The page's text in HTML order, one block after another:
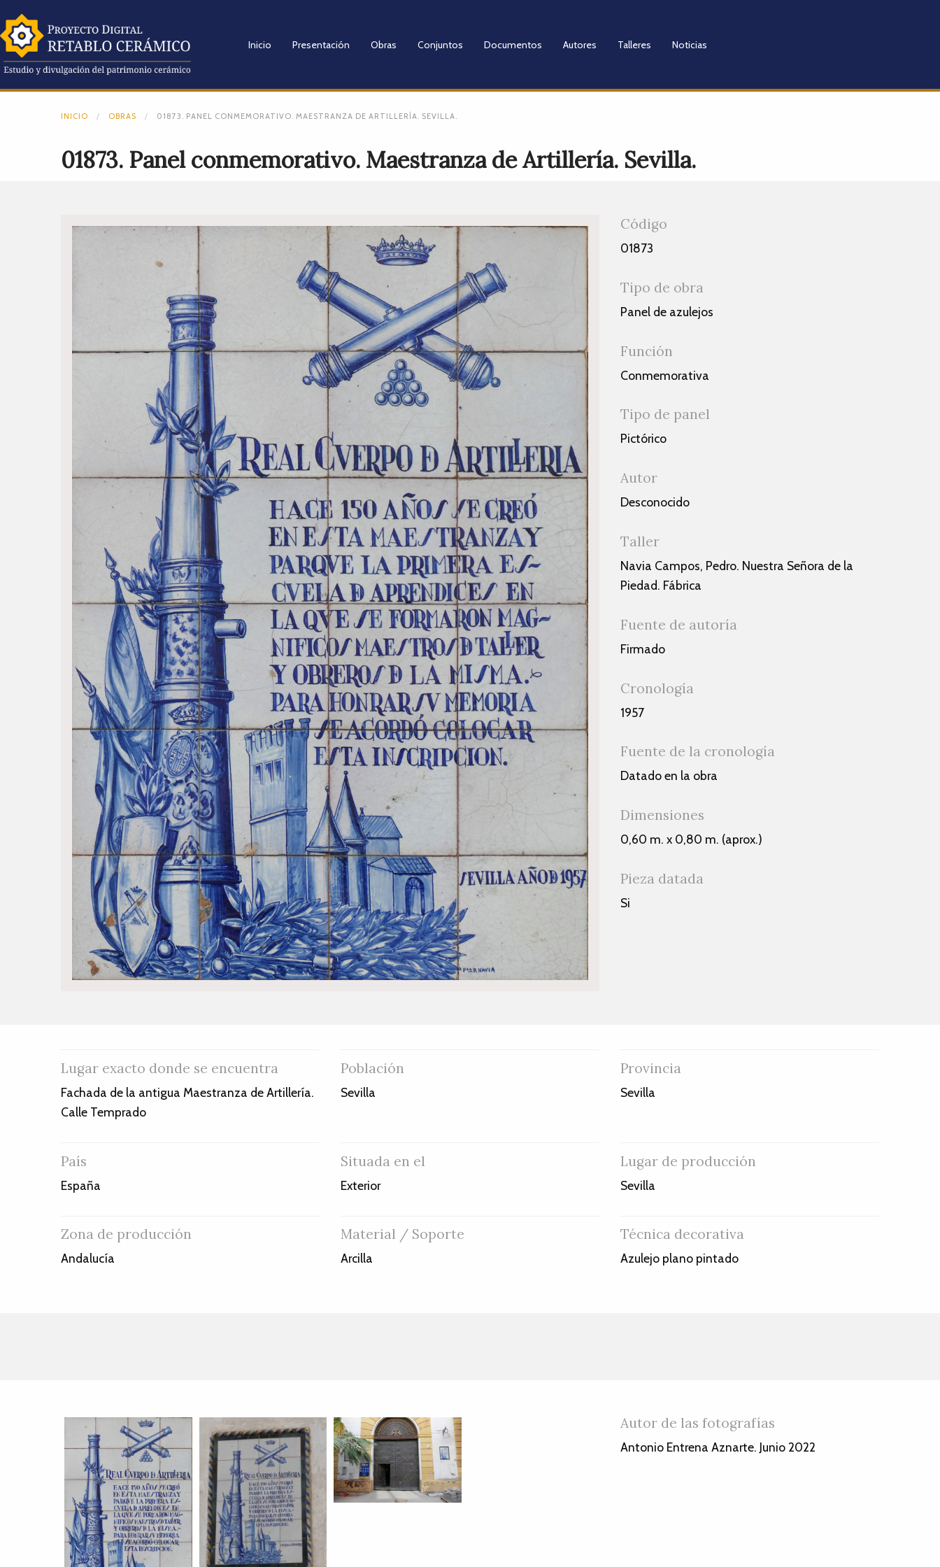
Inicio Presentación Obras Conjuntos Documentos Autores Talleres Noticias
INICIO OBRAS 01873. PANEL CONMEMORATIVO. MAESTRANZA DE ARTILLERÍA. SEVILLA.
01873. Panel conmemorativo. Maestranza de Artillería. Sevilla.
Código
01873
Tipo de obra
Panel de azulejos
Función
Conmemorativa
Tipo de panel
Pictórico
Autor
Desconocido
Taller
Navia Campos, Pedro. Nuestra Señora de la
Piedad. Fábrica
Fuente de autoría
Firmado
Cronología
1957
Fuente de la cronología
Datado en la obra
Dimensiones
0,60 m. x 0,80 m. (aprox.)
Pieza datada
Si
Lugar exacto donde se encuentra
Fachada de la antigua Maestranza de Artillería.
Calle Temprado
Población
Sevilla
Provincia
Sevilla
País
España
Situada en el
Exterior
Lugar de producción
Sevilla
Zona de producción
Andalucía
Material / Soporte
Arcilla
Técnica decorativa
Azulejo plano pintado
Autor de las fotografías
Antonio Entrena Aznarte. Junio 2022